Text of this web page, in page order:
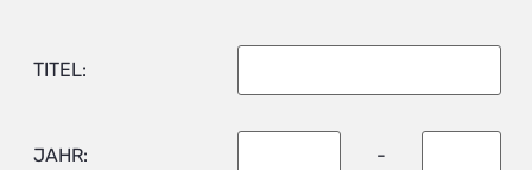
TITEL:
JAHR: -